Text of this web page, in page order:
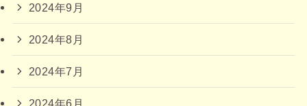
2024年9月
2024年8月
2024年7月
2024年6月